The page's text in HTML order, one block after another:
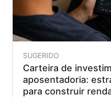
SUGERIDO
Carteira de
aposentadoria:
para construir